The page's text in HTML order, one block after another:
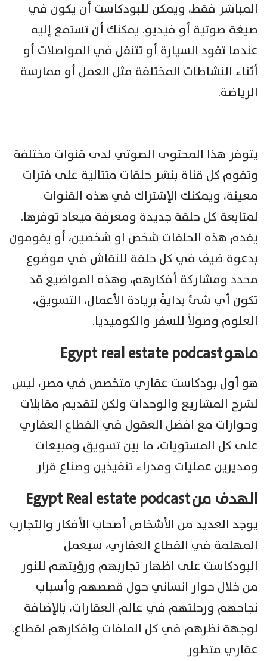
المباشر فقط، ويمكن للبودكاست أن يكون في
صيغة صوتية أو فيديو. يمكنك أن تستمع إليه
عندما تقود السيارة أو تتنقل في المواصلات أو
أثناء النشاطات المختلفة مثل العمل أو ممارسة
الرياضة.
يتوفر هذا المحتوى الصوتي لدى قنوات مختلفة
وتقوم كل قناة بنشر حلقات متتالية على فترات
معينة، ويمكنك الإشتراك في هذه القنوات
لمتابعة كل حلقة جديدة ومعرفة ميعاد توفرها.
يقدم هذه الحلقات شخص او شخصين، أو يقومون
بدعوة ضيف في كل حلقة للنقاش في موضوع
محدد ومشاركة أفكارهم، وهذه المواضيع قد
تكون أي شئ بدايةً بريادة الأعمال، التسويق،
العلوم وصولاً للسفر والكوميديا.
ماهوEgypt real estate podcast
هو أول بودكاست عقاري متخصص في مصر، ليس
لشرح المشاريع والوحدات ولكن لتقديم مقابلات
وحوارات مع افضل العقول في القطاع العقاري
على كل المستويات، ما بين تسويق ومبيعات
ومديرين عمليات ومدراء تنفيذين وصناع قرار
الهدف منEgypt Real estate podcast
يوجد العديد من الأشخاص أصحاب الأفكار والتجارب
المهلمة في القطاع العقاري، سيعمل
البودكاست على اظهار تجاربهم ورؤيتهم للنور
من خلال حوار انساني حول قصصهم وأسباب
نجاحهم ورحلتهم في عالم العقارات، بالإضافة
لوجهة نظرهم في كل الملفات وافكارهم لقطاع.
عقاري متطور